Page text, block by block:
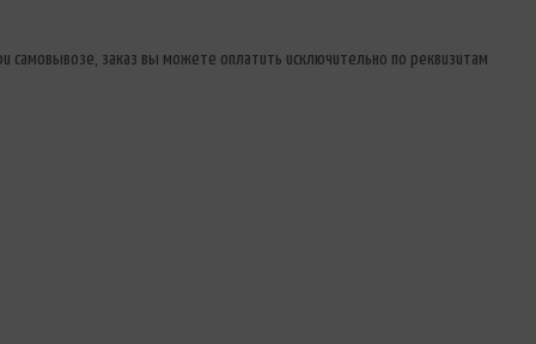
самовывозе, заказ вы можете оплатить исключительно по реквизитам